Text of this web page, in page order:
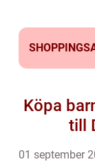
Köpa
till
01 september